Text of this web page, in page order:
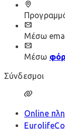
Μέσω
Μέσω
Σύνδεσμοι
Online